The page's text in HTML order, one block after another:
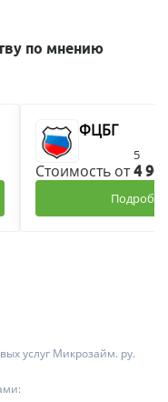
по мнению
ФЦБГ
5
Стоимость от4
услуг Микрозайм. ру.